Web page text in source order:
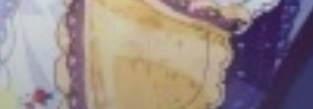
Chuyển Sinh
Psychological
Martial Arts